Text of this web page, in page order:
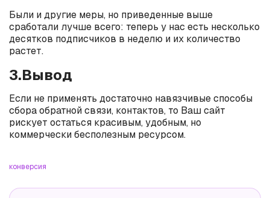
Были и другие меры, но приведенные выше
сработали лучше всего: теперь у нас есть несколько
десятков подписчиков в неделю и их количество
растет.
3.Вывод
Если не применять достаточно навязчивые способы
сбора обратной связи, контактов, то Ваш сайт
рискует остаться красивым, удобным, но
коммерчески бесполезным ресурсом.
конверсия